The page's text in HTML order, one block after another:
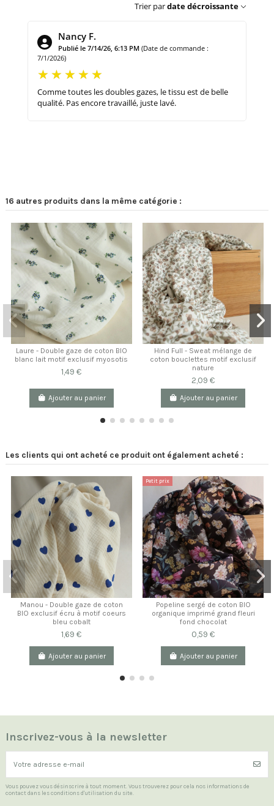
Trier pardate décroissante
Nancy F.
Publié le 7/14/26, 6:13 PM (Date de commande :
7/1/2026)
Comme toutes les doubles gazes, le tissu est de belle
qualité. Pas encore travaillé, juste lavé.
16 autres produits dans la même catégorie :
Laure - Double gaze de coton BIO
blanc lait motif exclusif myosotis
1,49 €
Ajouter au panier
Hind Full - Sweat mélange de
coton bouclettes motif exclusif
nature
2,09 €
Ajouter au panier
Les clients qui ont acheté ce produit ont également acheté :
Manou - Double gaze de coton
BIO exclusif écru à motif coeurs
bleu cobalt
1,69 €
Ajouter au panier
Petit prix
Popeline sergé de coton BIO
organique imprimé grand fleuri
fond chocolat
0,59 €
Ajouter au panier
Inscrivez-vous à la newsletter
Vous pouvez vous désinscrire à tout moment. Vous trouverez pour cela nos informations de
contact dans les conditions d'utilisation du site.